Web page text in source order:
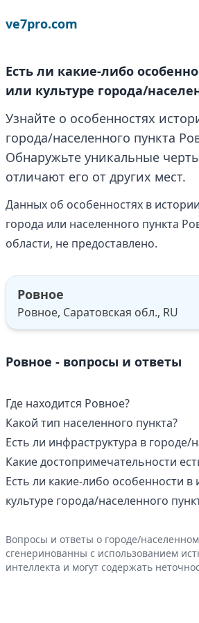
ve7pro.com
Есть ли какие-либо
или культуре города/
Узнайте о особенностях
города/населенного пункта
Обнаружьте уникальные
отличают его от других мест.
Данных об особенностях в
города или населенного пункта
области, не предоставлено.
Ровное
Ровное, Саратовская обл., RU
Ровное - вопросы и ответы
Где находится Ровное?
Какой тип населенного пункта?
Есть ли инфраструктура в городе/
Какие достопримечательности
Есть ли какие-либо особенности в
культуре города/населенного
Вопросы и ответы о городе/
сгенеринованны с использованием
интеллекта и могут содержать